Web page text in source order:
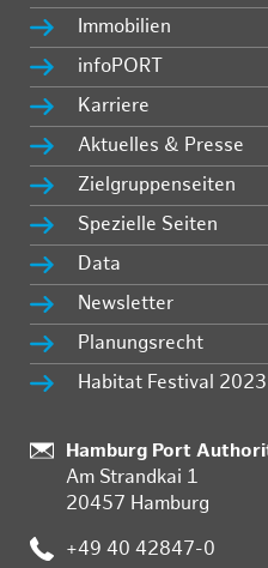
Immobilien
infoPORT
Karriere
Aktuelles & Presse
Zielgruppenseiten
Spezielle Seiten
Data
Newsletter
Planungsrecht
Habitat Festival
:
Hamburg Port
Am Strandkai 1
20457 Hamburg
: +49 40 42847-0